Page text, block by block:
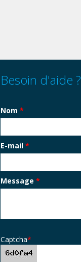
Besoin d'aide ?
Nom *
E-mail *
Message *
Captcha*